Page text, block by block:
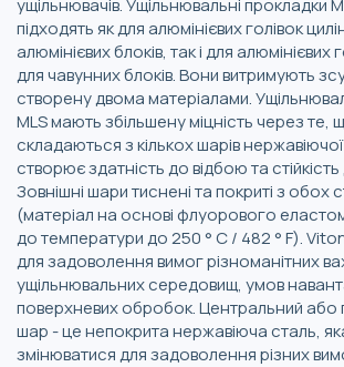
підходять як для алюмінієвих голівок
алюмінієвих блоків, так і для алюмінієвих
для чавунних блоків. Вони витримують
створену двома матеріалами.
MLS мають збільшену міцність через те,
складаються з кількох шарів
створює здатність до відбою та стійкість
Зовнішні шари тиснені та покриті з обох
(матеріал на основі флуорового
до температури до 250 ° C / 482 ° F).
для задоволення вимог різноманітних
ущільнювальних середовищ, умов
поверхневих обробок. Центральний або
шар - це непокрита нержавіюча сталь,
змінюватися для задоволення різних